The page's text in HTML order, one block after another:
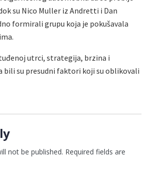
su Nico Muller iz Andretti i Dan
formirali grupu koja je pokušavala
utrci, strategija, brzina i
bili su presudni faktori koji su oblikovali
not be published. Required fields are